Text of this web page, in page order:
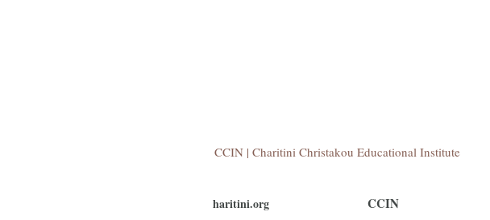
CCIN | Charitini Christakou Educational Institute
haritini.org CCIN